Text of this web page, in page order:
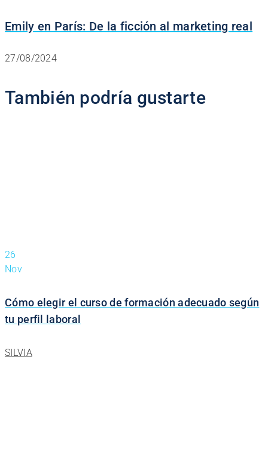
Emily en París: De la ficción al marketing real
27/08/2024
También podría gustarte
26
Nov
Cómo elegir el curso de formación adecuado según
tu perfil laboral
SILVIA